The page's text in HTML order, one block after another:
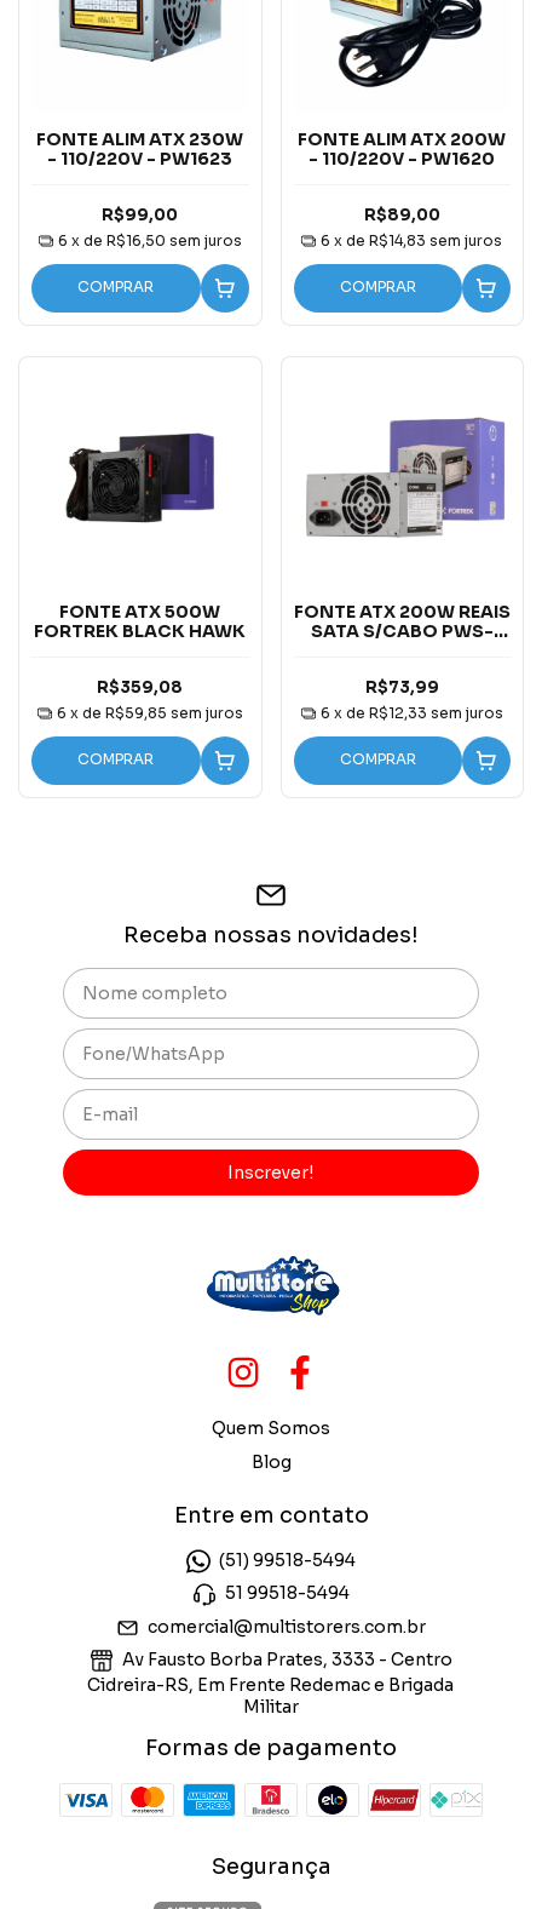
FONTE ALIM ATX 230W
- 110/220V - PW1623
R$99,00
6 x de R$16,50 sem juros
COMPRAR
FONTE ALIM ATX 200W
- 110/220V - PW1620
R$89,00
6 x deR$14,83 sem juros
COMPRAR
FONTE ATX 500W
FORTREK BLACK HAWK
R$359,08
6 x de R$59,85 sem juros
COMPRAR
FONTE ATX 200W REAIS
SATA S/CABO PWS-
R$73,99
6 x de R$12,33 sem juros
COMPRAR
Receba nossas novidades!
Quem Somos
Blog
Entre em contato
(51) 99518-5494
51 99518-5494
comercial@multistorers.com.br
Av Fausto Borba Prates, 3333 - Centro
Cidreira-RS, Em Frente Redemac e Brigada
Militar
Formas de pagamento
Segurança